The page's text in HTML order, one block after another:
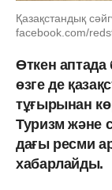
Қазақстандық
facebook.com/
Өткен
өзге де
тұғырынан
Туризм және
дағы ресми
хабарлайды.